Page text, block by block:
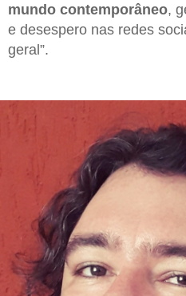
mundo contemporâneo,
e desespero nas redes
geral”.